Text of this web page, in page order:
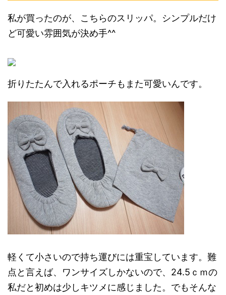
私が買ったのが、こちらのスリッパ。シンプルだけ
ど可愛い雰囲気が決め手^^
折りたたんで入れるポーチもまた可愛いんです。
軽くて小さいので持ち運びには重宝しています。難
点と言えば、ワンサイズしかないので、24.5ｃｍの
私だと初めは少しキツメに感じました。でもそんな